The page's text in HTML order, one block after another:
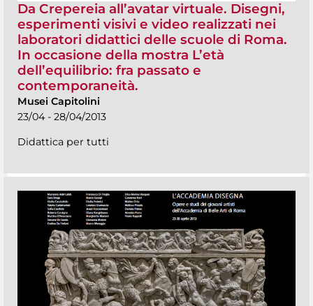
Da Crepereia all’avatar virtuale. Disegni,
esperimenti visivi e video realizzati nei
laboratori didattici delle scuole di Roma.
In occasione della mostra L’età
dell’equilibrio: fra passato e
contemporaneità.
Musei Capitolini
23/04 - 28/04/2013
Didattica per tutti